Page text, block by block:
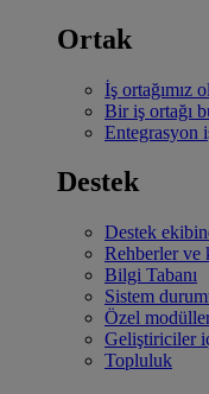
Ortak
İş ortağımız
Bir iş ortağı
Entegrasyon
Destek
Destek
Rehberler ve
Bilgi Tabanı
Sistem
Özel
Geliştiriciler
Topluluk